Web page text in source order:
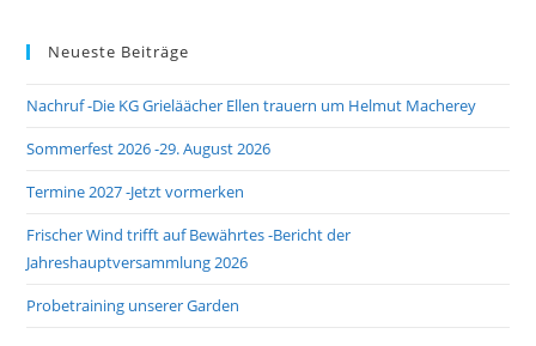
Neueste Beiträge
Nachruf -Die KG Grieläächer Ellen trauern um Helmut Macherey
Sommerfest 2026 -29. August 2026
Termine 2027 -Jetzt vormerken
Frischer Wind trifft auf Bewährtes -Bericht der
Jahreshauptversammlung 2026
Probetraining unserer Garden